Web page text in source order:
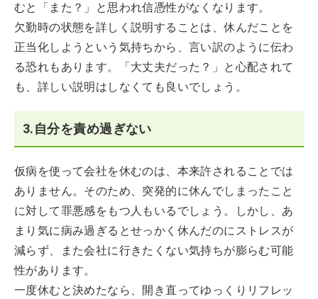
むと「また？」と思われ信憑性がなくなります。
欠勤時の状態を詳しく説明することは、休んだことを
正当化しようという気持ちから、言い訳のように伝わ
る恐れもあります。「大丈夫だった？」と心配されて
も、詳しい説明はしなくても良いでしょう。
3.自分を責め過ぎない
仮病を使って会社を休むのは、本来許されることでは
ありません。そのため、突発的に休んでしまったこと
に対して罪悪感をもつ人もいるでしょう。しかし、あ
まり気に病み過ぎるとせっかく休んだのにストレスが
減らず、また会社に行きたくない気持ちが膨らむ可能
性があります。
一度休むと決めたなら、開き直ってゆっくりリフレッ